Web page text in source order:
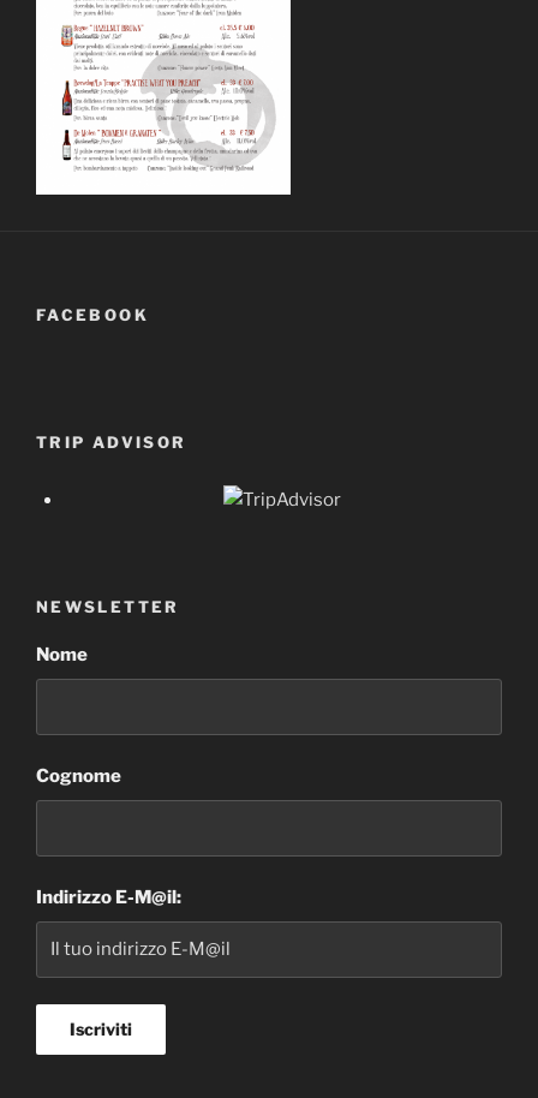
FACEBOOK
TRIP ADVISOR
NEWSLETTER
Nome
Cognome
Indirizzo E-M@il: